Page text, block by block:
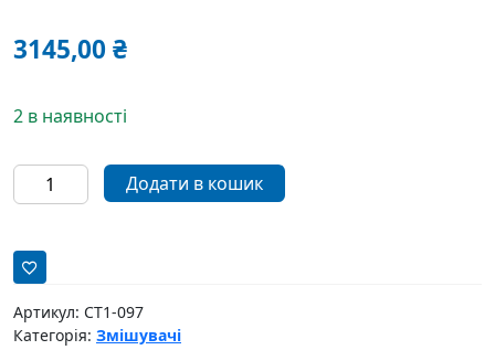
3145,00₴
2 в наявності
Змішувач
REMER
M20
для
біде
кількість
Додати в кошик
Артикул: СТ1-097
Категорія: Змішувачі